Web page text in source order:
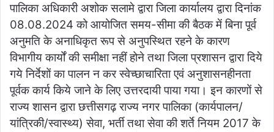
पालिका अधिकारी अशोक सलामे द्वारा जिला कार्यालय द्वारा दिनांक
08.08.2024 को आयोजित समय-सीमा की बैठक में बिना पूर्व
अनुमति के अनाधिकृत रूप से अनुपस्थित रहने के कारण
विभागीय कार्यों की समीक्षा नहीं होने तथा जिला प्रशासन द्वारा दिये
गये निर्देशों का पालन न कर स्वेच्छाचारिता एवं अनुशासनहीनता
पूर्वक कार्य किये जाने के लिए उत्तरदायी पाया गया। इन कारणों से
राज्य शासन द्वारा छत्तीसगढ़ राज्य नगर पालिका (कार्यपालन/
यांत्रिकी/स्वास्थ्य) सेवा, भर्ती तथा सेवा की शर्ते नियम 2017 के